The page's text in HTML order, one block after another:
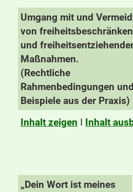
Umgang mit und
von
und
Maßnahmen.
(Rechtliche
Rahmenbedingungen und
Beispiele aus der Praxis)
Inhalt zeigen I Inhalt
„Dein Wort ist meines